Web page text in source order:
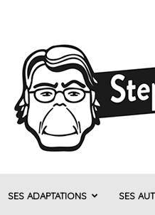
SES ADAPTATIONS SES